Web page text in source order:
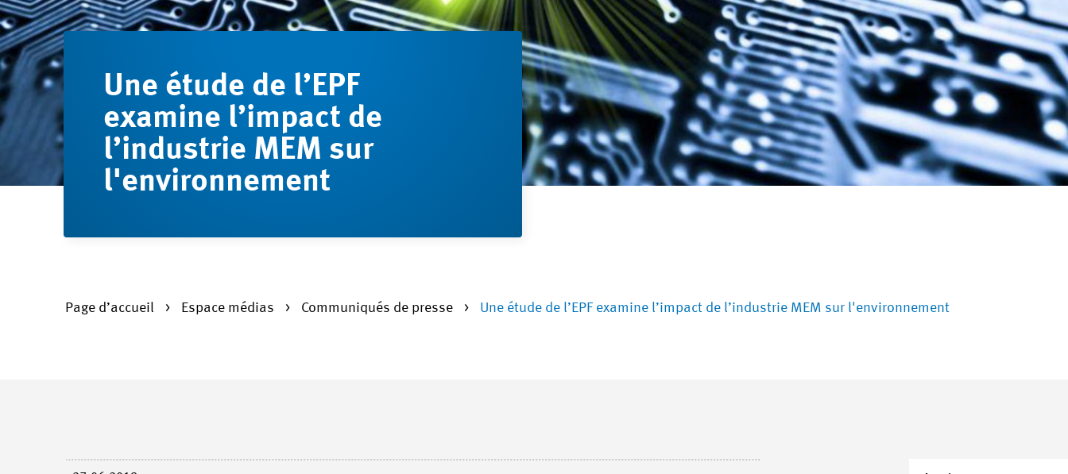
Une étude de l’EPF
examine l’impact de
l’industrie MEM sur
l'environnement
Page d’accueil Espace médias Communiqués de presse Une étude de l’EPF examine l’impact de l’industrie MEM sur l'environnement